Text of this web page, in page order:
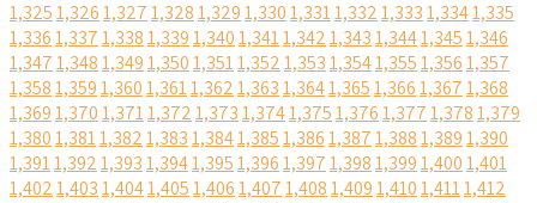
1,3251,3261,3271,3281,3291,3301,3311,3321,3331,3341,335
1,3361,3371,3381,3391,3401,3411,3421,3431,3441,3451,346
1,3471,3481,3491,3501,3511,3521,3531,3541,3551,3561,357
1,3581,3591,3601,3611,3621,3631,3641,3651,3661,3671,368
1,3691,3701,3711,3721,3731,3741,3751,3761,3771,3781,379
1,3801,3811,3821,3831,3841,3851,3861,3871,3881,3891,390
1,3911,3921,3931,3941,3951,3961,3971,3981,3991,4001,401
1,4021,4031,4041,4051,4061,4071,4081,4091,4101,4111,412